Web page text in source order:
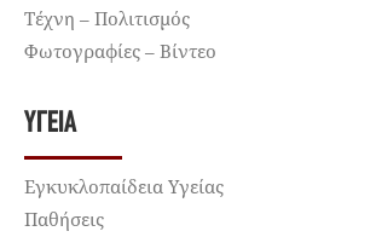
Τέχνη – Πολιτισμός
Φωτογραφίες – Βίντεο
ΥΓΕΊΑ
Εγκυκλοπαίδεια Υγείας
Παθήσεις